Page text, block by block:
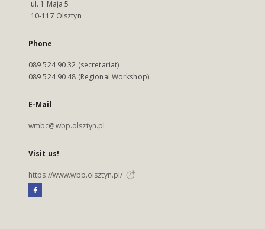
ul. 1 Maja 5
10-117 Olsztyn
Phone
089 524 90 32 (secretariat)
089 524 90 48 (Regional Workshop)
E-Mail
wmbc@wbp.olsztyn.pl
Visit us!
https://www.wbp.olsztyn.pl/